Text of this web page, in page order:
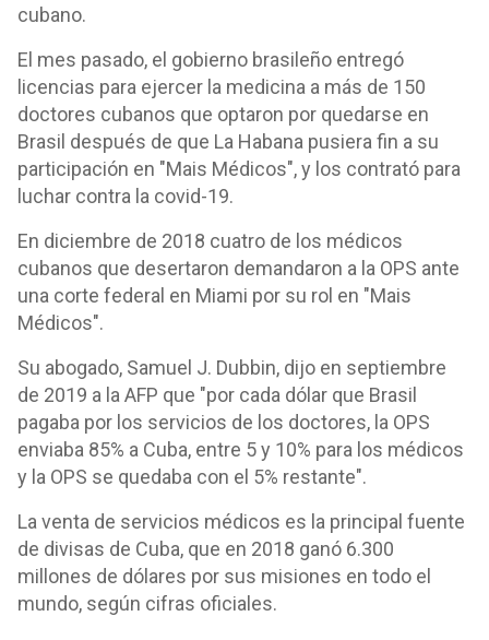
cubano.
El mes pasado, el gobierno brasileño entregó
licencias para ejercer la medicina a más de 150
doctores cubanos que optaron por quedarse en
Brasil después de que La Habana pusiera fin a su
participación en "Mais Médicos", y los contrató para
luchar contra la covid-19.
En diciembre de 2018 cuatro de los médicos
cubanos que desertaron demandaron a la OPS ante
una corte federal en Miami por su rol en "Mais
Médicos".
Su abogado, Samuel J. Dubbin, dijo en septiembre
de 2019 a la AFP que "por cada dólar que Brasil
pagaba por los servicios de los doctores, la OPS
enviaba 85% a Cuba, entre 5 y 10% para los médicos
y la OPS se quedaba con el 5% restante".
La venta de servicios médicos es la principal fuente
de divisas de Cuba, que en 2018 ganó 6.300
millones de dólares por sus misiones en todo el
mundo, según cifras oficiales.